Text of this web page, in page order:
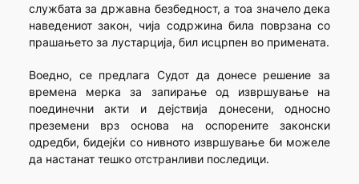
службата за државна безбедност, а тоа значело дека
наведениот закон, чија содржина била поврзана со
прашањето за лустарција, бил исцрпен во примената.
Воедно, се предлага Судот да донесе решение за
времена мерка за запирање од извршување на
поединечни акти и дејствија донесени, односно
преземени врз основа на оспорените законски
одредби, бидејќи со нивното извршување би можеле
да настанат тешко отстранливи последици.